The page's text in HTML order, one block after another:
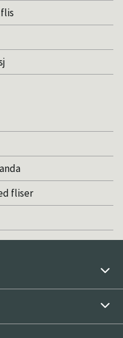
fliser